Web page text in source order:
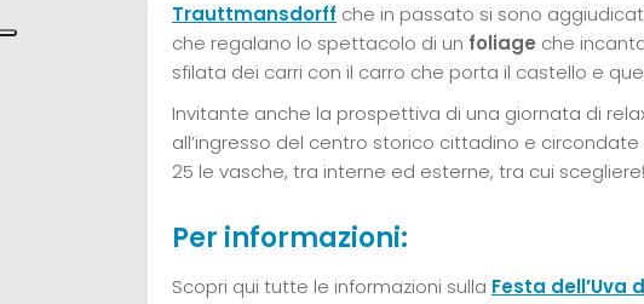
Trauttmansdorff che in passato si sono
che regalano lo spettacolo di un foliage che
sfilata dei carri con il carro che porta il castello e
Invitante anche la prospettiva di una giornata di
all’ingresso del centro storico cittadino e
25 le vasche, tra interne ed esterne, tra cui scegliere!
Per informazioni:
Scopri qui tutte le informazioni sulla Festa dell’Uva